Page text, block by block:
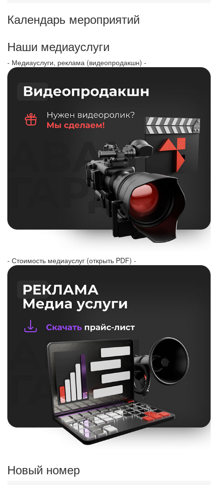
Календарь мероприятий
Наши медиауслуги
- Медиауслуги, реклама (видеопродакшн) -
- Стоимость медиауслуг (открыть PDF) -
Новый номер